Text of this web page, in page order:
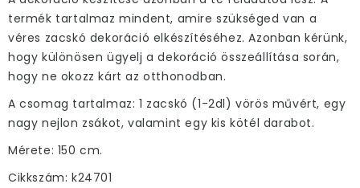
termék tartalmaz mindent, amire szükséged van a
véres zacskó dekoráció elkészítéséhez. Azonban kérünk,
hogy különösen ügyelj a dekoráció összeállítása során,
hogy ne okozz kárt az otthonodban.
A csomag tartalmaz: 1 zacskó (1-2dl) vörös művért, egy
nagy nejlon zsákot, valamint egy kis kötél darabot.
Mérete: 150 cm.
Cikkszám: k24701